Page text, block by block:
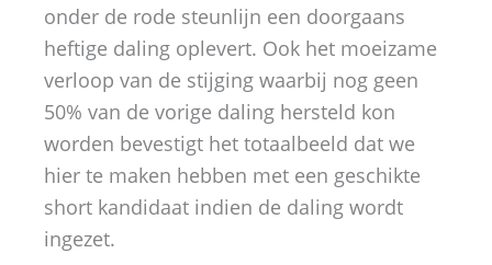
onder de rode steunlijn een doorgaans
heftige daling oplevert. Ook het moeizame
verloop van de stijging waarbij nog geen
50% van de vorige daling hersteld kon
worden bevestigt het totaalbeeld dat we
hier te maken hebben met een geschikte
short kandidaat indien de daling wordt
ingezet.